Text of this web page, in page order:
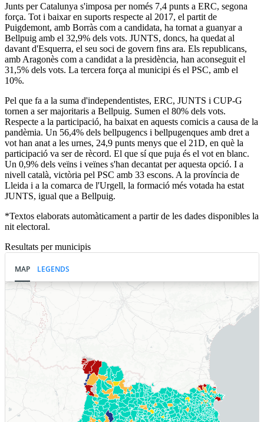
Junts per Catalunya s'imposa per només 7,4 punts a ERC, segona
força. Tot i baixar en suports respecte al 2017, el partit de
Puigdemont, amb Borràs com a candidata, ha tornat a guanyar a
Bellpuig amb el 32,9% dels vots. JUNTS, doncs, ha quedat al
davant d'Esquerra, el seu soci de govern fins ara. Els republicans,
amb Aragonès com a candidat a la presidència, han aconseguit el
31,5% dels vots. La tercera força al municipi és el PSC, amb el
10%.
Pel que fa a la suma d'independentistes, ERC, JUNTS i CUP-G
tornen a ser majoritaris a Bellpuig. Sumen el 80% dels vots.
Respecte a la participació, ha baixat en aquests comicis a causa de la
pandèmia. Un 56,4% dels bellpugencs i bellpugenques amb dret a
vot han anat a les urnes, 24,9 punts menys que el 21D, en què la
participació va ser de rècord. El que sí que puja és el vot en blanc.
Un 0,9% dels veïns i veïnes s'han decantat per aquesta opció. I a
nivell català, victòria pel PSC amb 33 escons. A la província de
Lleida i a la comarca de l'Urgell, la formació més votada ha estat
JUNTS, igual que a Bellpuig.
*Textos elaborats automàticament a partir de les dades disponibles la
nit electoral.
Resultats per municipis